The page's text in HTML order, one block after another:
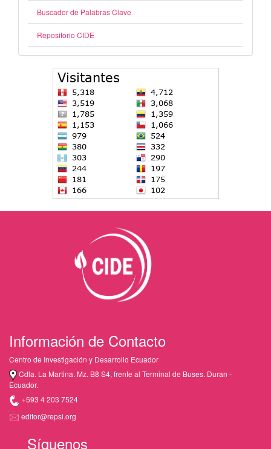
Buscador de Palabras Clave
Repositorio CIDE
Información de Contacto
Centro de Investigación y Desarrollo Ecuador
Cdla. La Martina. Mz. B8 S4, frente al Terminal de Buses. Duran -
Ecuador.
+593 4 203 7524
editor@repsi.org
Síguenos